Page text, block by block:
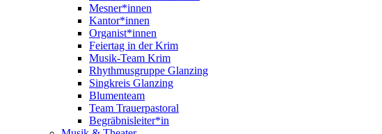
Mesner*innen
Kantor*innen
Organist*innen
Feiertag in der Krim
Musik-Team Krim
Rhythmusgruppe Glanzing
Singkreis Glanzing
Blumenteam
Team Trauerpastoral
Begräbnisleiter*in